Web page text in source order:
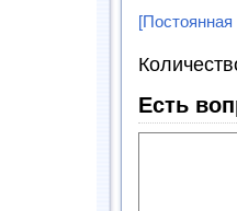
Есть